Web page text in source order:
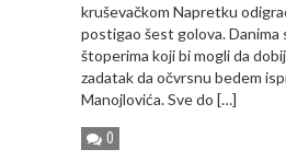
kruševačkom Napretku
postigao šest golova. Danima
štoperima koji bi mogli da
zadatak da očvrsnu bedem
Manojlovića. Sve do […]
0